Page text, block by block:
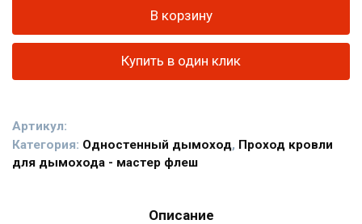
из
нержавеющей
L-
0,5м.
В корзину
Купить в один клик
Артикул:
Категория: Одностенный дымоход, Проход кровли
для дымохода - мастер флеш
Описание